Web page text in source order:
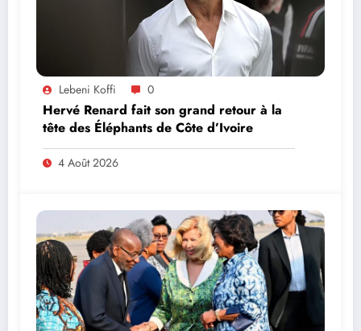
Lebeni Koffi 0
Hervé Renard fait son grand retour à la
tête des Éléphants de Côte d’Ivoire
4 Août 2026